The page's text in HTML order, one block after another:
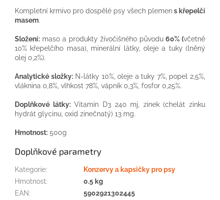
Kompletní krmivo pro dospělé psy všech plemens křepelčí
masem.
Složení: maso a produkty živočišného původu 60% (včetně
10% křepelčího masa), minerální látky, oleje a tuky (lněný
olej 0,2%).
Analytické složky:N-látky 10%, oleje a tuky 7%, popel 2,5%,
vláknina 0,8%, vlhkost 78%, vápník 0,3%, fosfor 0,25%.
Doplňkové látky:Vitamín D3 240 mj, zinek (chelát zinku
hydrát glycinu, oxid zinečnatý) 13 mg.
Hmotnost: 500g
Doplňkové parametry
Kategorie:
Konzervy a kapsičky pro psy
Hmotnost:
0.5 kg
EAN:
5902921302445